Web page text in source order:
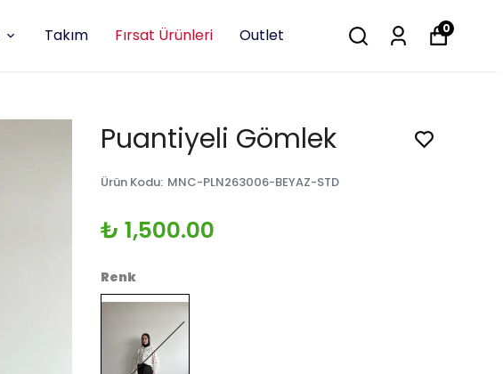
Takım Fırsat Ürünleri Outlet 0
Puantiyeli Gömlek
Ürün Kodu: MNC-PLN263006-BEYAZ-STD
₺ 1,500.00
Renk